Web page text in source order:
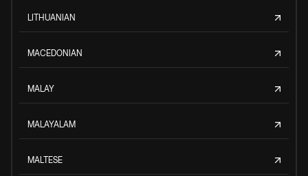
LITHUANIAN
MACEDONIAN
MALAY
MALAYALAM
MALTESE